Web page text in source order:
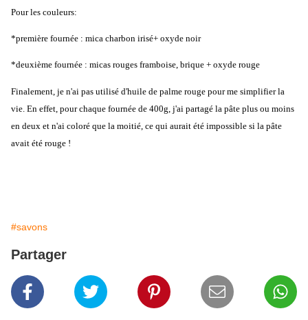
Pour les couleurs:
*première fournée : mica charbon irisé+ oxyde noir
*deuxième fournée : micas rouges framboise, brique + oxyde rouge
Finalement, je n'ai pas utilisé d'huile de palme rouge pour me simplifier la
vie. En effet, pour chaque fournée de 400g, j'ai partagé la pâte plus ou moins
en deux et n'ai coloré que la moitié, ce qui aurait été impossible si la pâte
avait été rouge !
#savons
Partager